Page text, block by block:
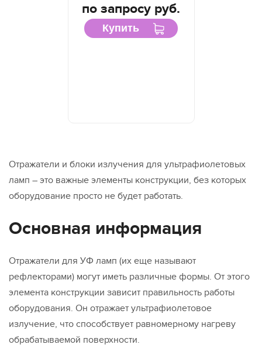
по запросу руб.
Купить
Отражатели и блоки излучения для ультрафиолетовых
ламп – это важные элементы конструкции, без которых
оборудование просто не будет работать.
Основная информация
Отражатели для УФ ламп (их еще называют
рефлекторами) могут иметь различные формы. От этого
элемента конструкции зависит правильность работы
оборудования. Он отражает ультрафиолетовое
излучение, что способствует равномерному нагреву
обрабатываемой поверхности.